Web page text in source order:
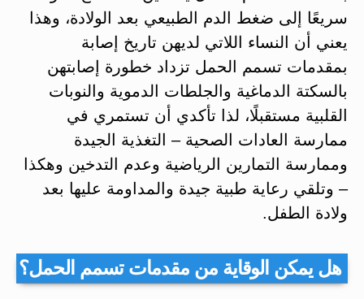
سريعًا إلى ضغط الدم الطبيعي بعد الولادة، وهذا
يعني أن النساء اللاتي لديهن تاريخ إصابة
بمقدمات تسمم الحمل تزداد خطورة إصابتهن
بالسكتة الدماغية والجلطات الدموية والنوبات
القلبية مستقبلًا، لذا تأكدي أن تستمري في
ممارسة العادات الصحية – التغذية الجيدة
وممارسة التمارين الرياضية وعدم التدخين وهكذا
– وتلقي رعاية طبية جيدة والمداومة عليها بعد
ولادة الطفل.
هل يمكن الوقاية من مقدمات تسمم الحمل؟